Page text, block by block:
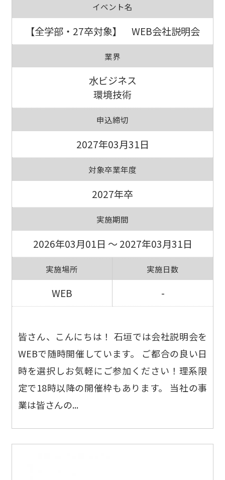
イベント名
【全学部・27卒対象】 WEB会社説明会
業界
水ビジネス
環境技術
申込締切
2027年03月31日
対象卒業年度
2027年卒
実施期間
2026年03月01日 ～ 2027年03月31日
実施場所
WEB
実施日数
-
皆さん、こんにちは！ 石垣では会社説明会を
WEBで随時開催しています。 ご都合の良い日
時を選択しお気軽にご参加ください！理系限
定で18時以降の開催枠もあります。 当社の事
業は皆さんの...